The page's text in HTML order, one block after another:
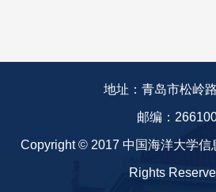
地址：青岛市松岭
邮编：
Copyright © 2017 中国海洋大学信
Rights